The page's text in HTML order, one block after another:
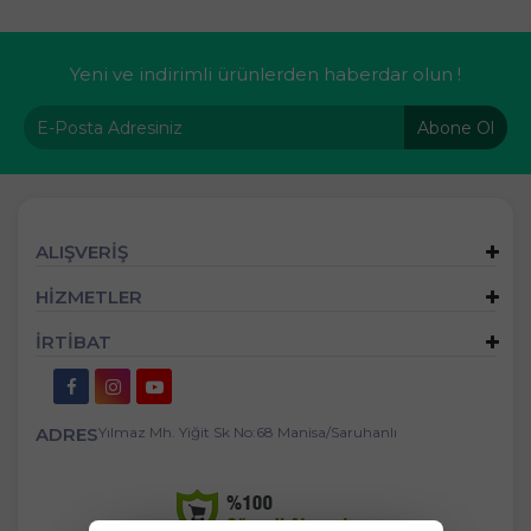
Yeni ve indirimli ürünlerden haberdar olun !
Abone Ol
ALIŞVERİŞ
HİZMETLER
İRTİBAT
ADRESYılmaz Mh. Yiğit Sk No:68 Manisa/Saruhanlı